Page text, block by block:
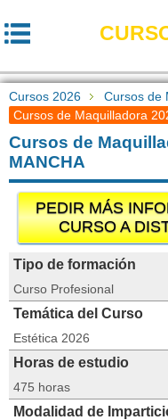
Cursos 2026
Cursos de
Cursos de Maquilladora
Cursos de
MANCHA
PEDIR MÁS
CURSO A
Tipo de formación
Curso Profesional
Temática del Curso
Estética 2026
Horas de estudio
475 horas
Modalidad de